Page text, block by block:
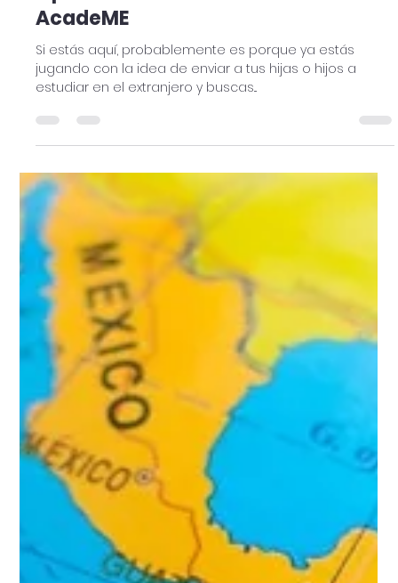
Carolina Cruz
Aug 21, 2023
3 min read
Descubriendo un Mundo de
Oportunidades Educativas con
AcadeME
Si estás aquí, probablemente es porque ya estás
jugando con la idea de enviar a tus hijas o hijos a
estudiar en el extranjero y buscas...